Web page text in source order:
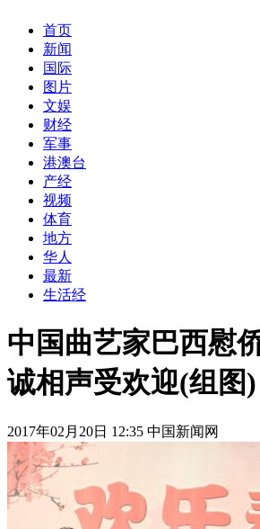
首页
新闻
国际
图片
文娱
财经
军事
港澳台
产经
视频
体育
地方
华人
最新
生活经
中国曲艺家巴西慰
诚相声受欢迎(组图)
2017年02月20日 12:35 中国新闻网